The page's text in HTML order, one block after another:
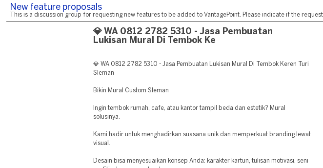
New feature proposals
This is a discussion group for requesting new features to be added to VantagePoint. Please indicate if the
💎 WA 0812 2782 5310 - Jasa Pembuatan
Lukisan Mural Di Tembok Ke
💎 WA 0812 2782 5310 - Jasa Pembuatan Lukisan Mural Di Tembok Keren Turi
Sleman
Bikin Mural Custom Sleman
Ingin tembok rumah, cafe, atau kantor tampil beda dan estetik? Mural
solusinya.
Kami hadir untuk menghadirkan suasana unik dan memperkuat branding lewat
visual.
Desain bisa menyesuaikan konsep Anda: karakter kartun, tulisan motivasi, seni